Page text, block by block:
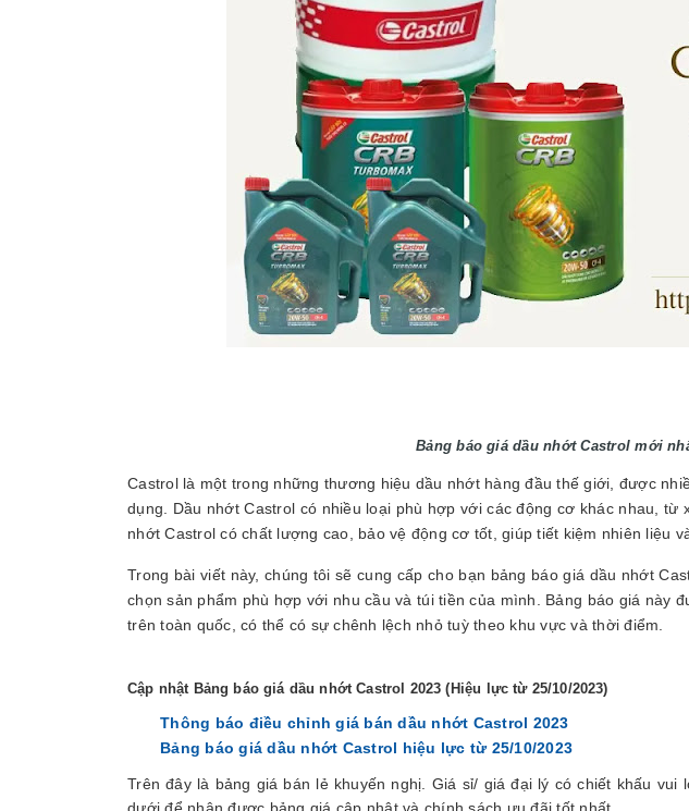
Bảng báo giá dầu nhớt Castrol mới
Castrol là một trong những thương hiệu dầu nhớt hàng đầu thế giới, được
dụng. Dầu nhớt Castrol có nhiều loại phù hợp với các động cơ khác nhau, từ
nhớt Castrol có chất lượng cao, bảo vệ động cơ tốt, giúp tiết kiệm nhiên liệu
Trong bài viết này, chúng tôi sẽ cung cấp cho bạn bảng báo giá dầu nhớt
chọn sản phẩm phù hợp với nhu cầu và túi tiền của mình. Bảng báo giá này
trên toàn quốc, có thể có sự chênh lệch nhỏ tuỳ theo khu vực và thời điểm.
Cập nhật Bảng báo giá dầu nhớt Castrol 2023 (Hiệu lực từ 25/10/2023)
Thông báo điều chỉnh giá bán dầu nhớt Castrol 2023
Bảng báo giá dầu nhớt Castrol hiệu lực từ 25/10/2023
Trên đây là bảng giá bán lẻ khuyến nghị. Giá sỉ/ giá đại lý có chiết khấu vui